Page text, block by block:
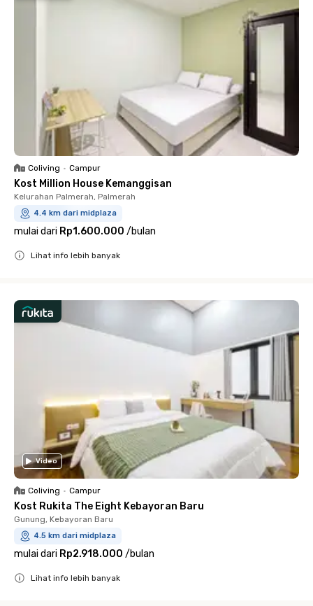
Coliving • Campur
Kost Million House Kemanggisan
Kelurahan Palmerah, Palmerah
4.4 km dari midplaza
mulai dari Rp1.600.000 /bulan
Lihat info lebih banyak
Video
Coliving • Campur
Kost Rukita The Eight Kebayoran Baru
Gunung, Kebayoran Baru
4.5 km dari midplaza
mulai dari Rp2.918.000 /bulan
Lihat info lebih banyak